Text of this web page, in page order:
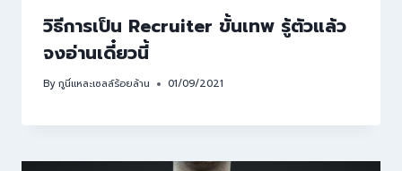
วิธีการเป็น Recruiter ขั้นเทพ รู้ตัวแล้ว
จงอ่านเดี๋ยวนี้
Byกูนี่แหละเซลล์ร้อยล้าน 01/09/2021